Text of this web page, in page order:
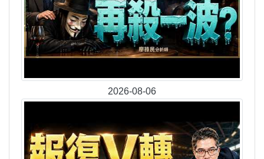
2026-08-06